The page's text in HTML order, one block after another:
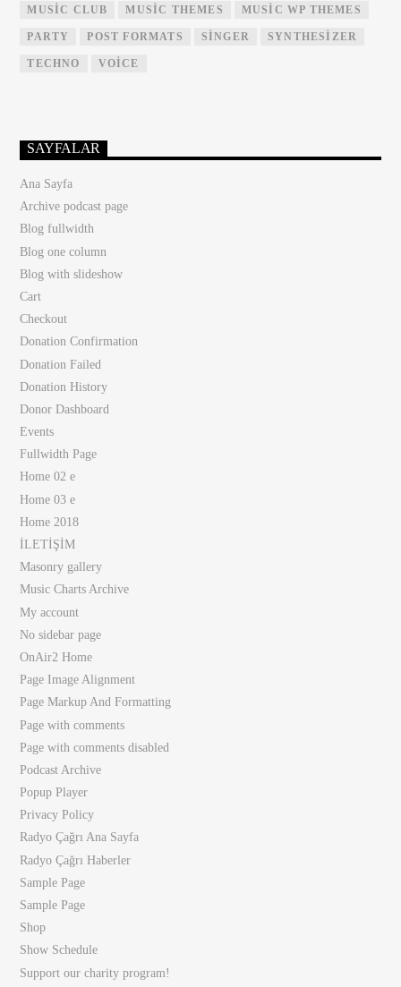
MUSIC CLUB MUSIC THEMES MUSIC WP THEMES
PARTY POST FORMATS SINGER SYNTHESIZER
TECHNO VOICE
SAYFALAR
Ana Sayfa
Archive podcast page
Blog fullwidth
Blog one column
Blog with slideshow
Cart
Checkout
Donation Confirmation
Donation Failed
Donation History
Donor Dashboard
Events
Fullwidth Page
Home 02 e
Home 03 e
Home 2018
İLETİŞİM
Masonry gallery
Music Charts Archive
My account
No sidebar page
OnAir2 Home
Page Image Alignment
Page Markup And Formatting
Page with comments
Page with comments disabled
Podcast Archive
Popup Player
Privacy Policy
Radyo Çağrı Ana Sayfa
Radyo Çağrı Haberler
Sample Page
Sample Page
Shop
Show Schedule
Support our charity program!